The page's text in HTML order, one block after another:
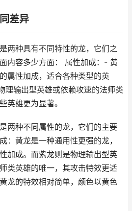
差异
两种具有不同特性的龙，它们之
内容多少方面： 属性加成：- 黄
属性加成，适合各种类型的英
理输出型英雄或依赖攻速的法师类
英雄更为显著。
两种不同属性的龙，它们的主要
：黄龙是一种通用性更强的龙，
加成。而紫龙则是物理输出型英
类英雄的唯一，其攻击特效更适
龙的特效相对简单，颜色以黄色